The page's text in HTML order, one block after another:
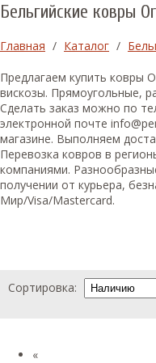
Бельгийские ковры
Главная / Каталог /
Предлагаем купить ковры
вискозы. Прямоугольные,
Сделать заказ можно по
электронной почте
магазине. Выполняем
Перевозка ковров в
компаниями.
получении от курьера,
Мир/Visa/Mastercard.
Сортировка:
«